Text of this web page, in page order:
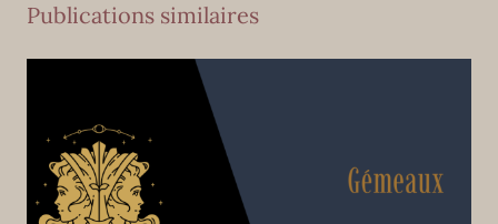
Publications similaires